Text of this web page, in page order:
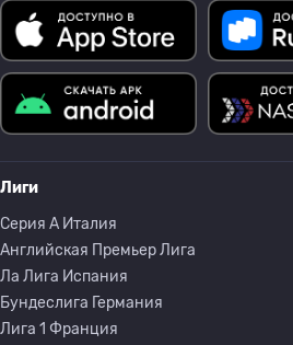
Лиги
Серия A Италия
Английская Премьер Лига
Ла Лига Испания
Бундеслига Германия
Лига 1 Франция